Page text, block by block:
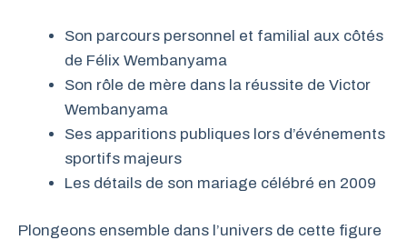
Son parcours personnel et familial aux côtés
de Félix Wembanyama
Son rôle de mère dans la réussite de Victor
Wembanyama
Ses apparitions publiques lors d’événements
sportifs majeurs
Les détails de son mariage célébré en 2009
Plongeons ensemble dans l’univers de cette figure